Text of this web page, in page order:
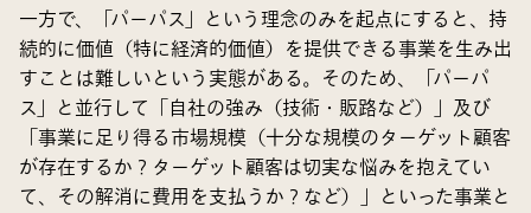
一方で、「パーパス」という理念のみを起点にすると、持
続的に価値（特に経済的価値）を提供できる事業を生み出
すことは難しいという実態がある。そのため、「パーパ
ス」と並行して「自社の強み（技術・販路など）」及び
「事業に足り得る市場規模（十分な規模のターゲット顧客
が存在するか？ターゲット顧客は切実な悩みを抱えてい
て、その解消に費用を支払うか？など）」といった事業と